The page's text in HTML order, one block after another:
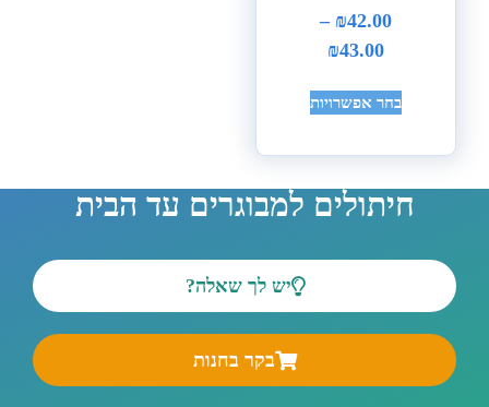
₪42.00
–
₪43.00
בחר אפשרויות
חיתולים למבוגרים עד הבית
יש לך שאלה?
בקר בחנות